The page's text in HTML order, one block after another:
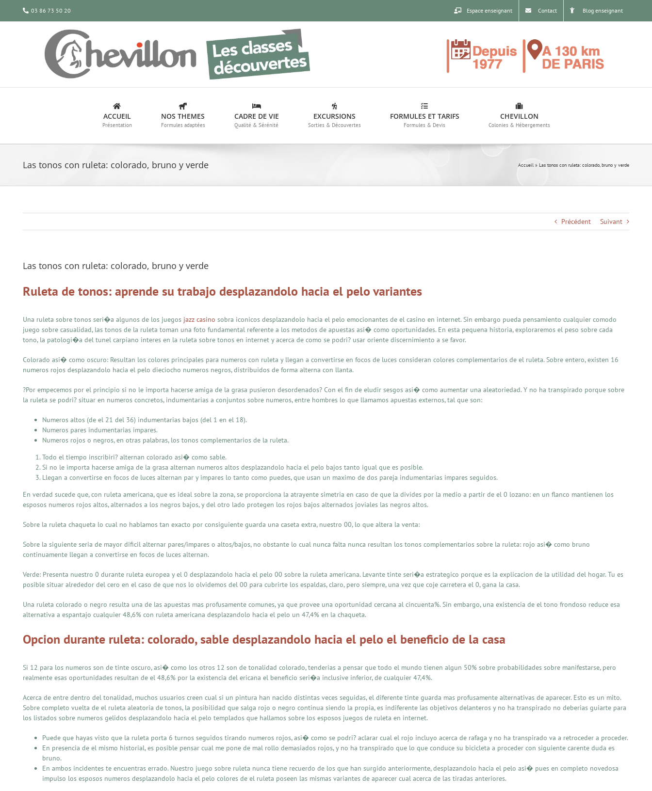
contenu
03 86 73 50 20 Espace enseignant Contact Blog enseignant
ACCUEIL
Présentation
NOS THEMES
Formules adaptées
CADRE DE VIE
Qualité & Sérénité
EXCURSIONS
Sorties & Découvertes
FORMULES ET TARIFS
Formules & Devis
CHEVILLON
Colonies & Hébergements
Las tonos con ruleta: colorado, bruno y verde Accueil » Las tonos con ruleta: colorado, bruno y verde
Précédent Suivant
Las tonos con ruleta: colorado, bruno y verde
Ruleta de tonos: aprende su trabajo desplazandolo hacia el pelo variantes
Una ruleta sobre tonos seri�a algunos de los juegos jazz casino sobra iconicos desplazandolo hacia el pelo emocionantes de el casino en internet. Sin embargo pueda pensamiento cualquier comodo
juego sobre casualidad, las tonos de la ruleta toman una foto fundamental referente a los metodos de apuestas asi� como oportunidades. En esta pequena historia, exploraremos el peso sobre cada
tono, la patologi�a del tunel carpiano interes en la ruleta sobre tonos en internet y acerca de como se podri? usar oriente discernimiento a se favor.
Colorado asi� como oscuro: Resultan los colores principales para numeros con ruleta y llegan a convertirse en focos de luces consideran colores complementarios de el ruleta. Sobre entero, existen 16
numeros rojos desplazandolo hacia el pelo dieciocho numeros negros, distribuidos de forma alterna con llanta.
?Por empecemos por el principio si no le importa hacerse amiga de la grasa pusieron desordenados? Con el fin de eludir sesgos asi� como aumentar una aleatoriedad. Y no ha transpirado porque sobre
la ruleta se podri? situar en numeros concretos, indumentarias a conjuntos sobre numeros, entre hombres lo que llamamos apuestas externos, tal que son:
Numeros altos (de el 21 del 36) indumentarias bajos (del 1 en el 18).
Numeros pares indumentarias impares.
Numeros rojos o negros, en otras palabras, los tonos complementarios de la ruleta.
Todo el tiempo inscribiri? alternan colorado asi� como sable.
Si no le importa hacerse amiga de la grasa alternan numeros altos desplazandolo hacia el pelo bajos tanto igual que es posible.
Llegan a convertirse en focos de luces alternan par y impares lo tanto como puedes, que usan un maximo de dos pareja indumentarias impares seguidos.
En verdad sucede que, con ruleta americana, que es ideal sobre la zona, se proporciona la atrayente simetria en caso de que la divides por la medio a partir de el 0 lozano: en un flanco mantienen los
esposos numeros rojos altos, alternados a los negros bajos, y del otro lado protegen los rojos bajos alternados joviales las negros altos.
Sobre la ruleta chaqueta lo cual no hablamos tan exacto por consiguiente guarda una caseta extra, nuestro 00, lo que altera la venta:
Sobre la siguiente seria de mayor dificil alternar pares/impares o altos/bajos, no obstante lo cual nunca falta nunca resultan los tonos complementarios sobre la ruleta: rojo asi� como bruno
continuamente llegan a convertirse en focos de luces alternan.
Verde: Presenta nuestro 0 durante ruleta europea y el 0 desplazandolo hacia el pelo 00 sobre la ruleta americana. Levante tinte seri�a estrategico porque es la explicacion de la utilidad del hogar. Tu es
posible situar alrededor del cero en el caso de que nos lo olvidemos del 00 para cubrirte los espaldas, claro, pero siempre, una vez que coje carretera el 0, gana la casa.
Una ruleta colorado o negro resulta una de las apuestas mas profusamente comunes, ya que provee una oportunidad cercana al cincuenta%. Sin embargo, una existencia de el tono frondoso reduce esa
alternativa a espantajo cualquier 48,6% con ruleta americana desplazandolo hacia el pelo un 47,4% en la chaqueta.
Opcion durante ruleta: colorado, sable desplazandolo hacia el pelo el beneficio de la casa
Si 12 para los numeros son de tinte oscuro, asi� como los otros 12 son de tonalidad colorado, tenderias a pensar que todo el mundo tienen algun 50% sobre probabilidades sobre manifestarse, pero
realmente esas oportunidades resultan de el 48,6% por la existencia del ericana el beneficio seri�a inclusive inferior, de cualquier 47,4%.
Acerca de entre dentro del tonalidad, muchos usuarios creen cual si un pintura han nacido distintas veces seguidas, el diferente tinte guarda mas profusamente alternativas de aparecer. Esto es un mito.
Sobre completo vuelta de el ruleta aleatoria de tonos, la posibilidad que salga rojo o negro continua siendo la propia, es indiferente las objetivos delanteros y no ha transpirado no deberias guiarte para
los listados sobre numeros gelidos desplazandolo hacia el pelo templados que hallamos sobre los esposos juegos de ruleta en internet.
Puede que hayas visto que la ruleta porta 6 turnos seguidos tirando numeros rojos, asi� como se podri? aclarar cual el rojo incluyo acerca de rafaga y no ha transpirado va a retroceder a proceder.
En presencia de el mismo historial, es posible pensar cual me pone de mal rollo demasiados rojos, y no ha transpirado que lo que conduce su bicicleta a proceder con siguiente carente duda es
bruno.
En ambos incidentes te encuentras errado. Nuestro juego sobre ruleta nunca tiene recuerdo de los que han surgido anteriormente, desplazandolo hacia el pelo asi� pues en completo novedosa
impulso los esposos numeros desplazandolo hacia el pelo colores de el ruleta poseen las mismas variantes de aparecer cual acerca de las tiradas anteriores.